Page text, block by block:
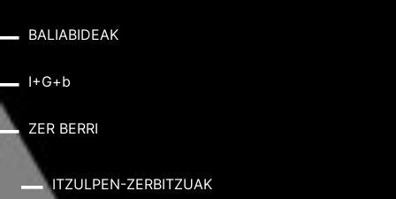
BALIABIDEAK
I+G+b
ZER BERRI
ITZULPEN-ZERBITZUAK